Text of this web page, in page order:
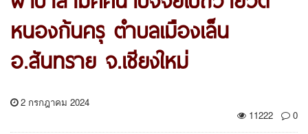
หนองก้นครุ ตำบลเมืองเล็น
อ.สันทราย จ.เชียงใหม่
2 กรกฎาคม 2024
11222
0